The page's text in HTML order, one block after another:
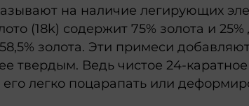
на наличие легирующих
(18k) содержит 75% золота и 25%
золота. Эти примеси
твердым. Ведь чистое 24-
легко поцарапать или